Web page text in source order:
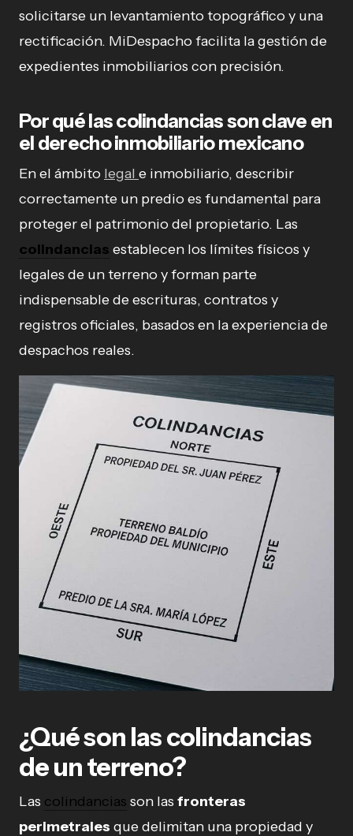
solicitarse un levantamiento topográfico y una
rectificación. MiDespacho facilita la gestión de
expedientes inmobiliarios con precisión.
Por qué las colindancias son clave en
el derecho inmobiliario mexicano
En el ámbito legal e inmobiliario, describir
correctamente un predio es fundamental para
proteger el patrimonio del propietario. Las
colindancias establecen los límites físicos y
legales de un terreno y forman parte
indispensable de escrituras, contratos y
registros oficiales, basados en la experiencia de
despachos reales.
¿Qué son las colindancias
de un terreno?
Las colindancias son las fronteras
perimetrales que delimitan una propiedad y